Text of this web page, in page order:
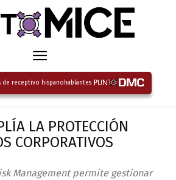
de receptivo hispanohablantes
LA PROTECCIÓN
CORPORATIVOS
Management permite gestionar